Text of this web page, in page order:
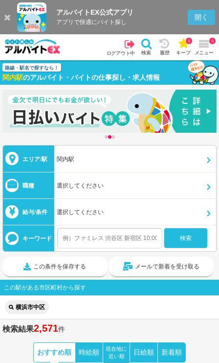
アルバイトEX公式アプリ
アプリで快適にバイト探し
開く
ログアウト中 検索 履歴 キープ
0
メニュー
0
路線・駅名で探すなら！
関内駅のアルバイト・バイトの仕事探し・求人情報
エリア/駅 関内駅
職種 選択してください
給与/条件 選択してください
キーワード
この条件を保存する メールで新着を受け取る
この駅がある市区町村から探す
横浜市中区
検索結果2,571件
おすすめ順 時給順
現在地に
近い順
日給順 新着順